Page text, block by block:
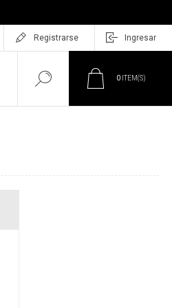
Registrarse Ingresar
0 ITEM(S)